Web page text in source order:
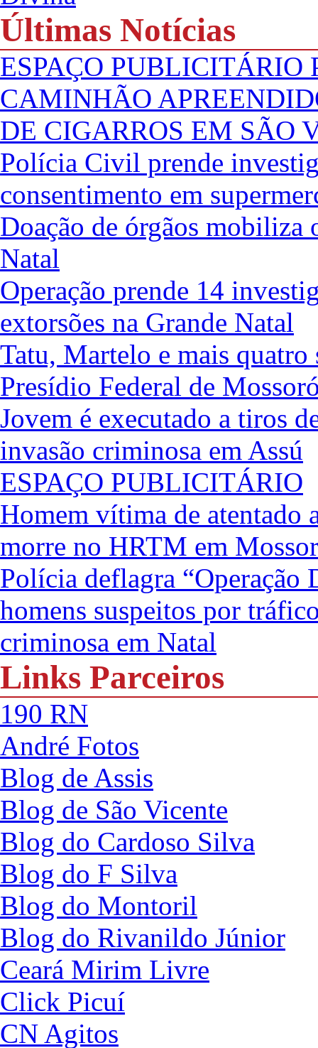
Últimas Notícias
ESPAÇO PUBLICITÁRIO
CAMINHÃO
DE CIGARROS EM SÃO
Polícia Civil prende
consentimento em
Doação de órgãos mobiliza
Natal
Operação prende 14
extorsões na Grande Natal
Tatu, Martelo e mais
Presídio Federal de
Jovem é executado a tiros
invasão criminosa em Assú
ESPAÇO PUBLICITÁRIO
Homem vítima de atentado
morre no HRTM em
Polícia deflagra “Operação
homens suspeitos por
criminosa em Natal
Links Parceiros
190 RN
André Fotos
Blog de Assis
Blog de São Vicente
Blog do Cardoso Silva
Blog do F Silva
Blog do Montoril
Blog do Rivanildo Júnior
Ceará Mirim Livre
Click Picuí
CN Agitos